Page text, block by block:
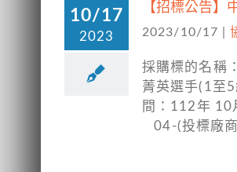
10/17
2023
【招標公告
2023/10/17
採購標的名稱
菁英選手(1至
間：112年
04-(投標廠